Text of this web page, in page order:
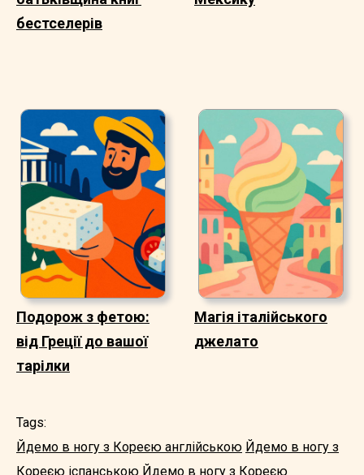
бестселерів
Подорож з фетою:
від Греції до вашої
тарілки
Магія італійського
джелато
Tags:
Йдемо в ногу з Кореєю англійською Йдемо в ногу з
Кореєю іспанською Йдемо в ногу з Кореєю